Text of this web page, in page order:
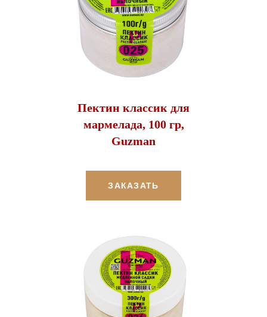
Пектин классик для
мармелада, 100 гр,
Guzman
ЗАКАЗАТЬ